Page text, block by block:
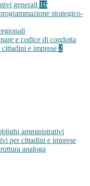
generali 16
strategico-
e codice di condotta
e imprese 2
amministrativi
per cittadini e imprese
analoga